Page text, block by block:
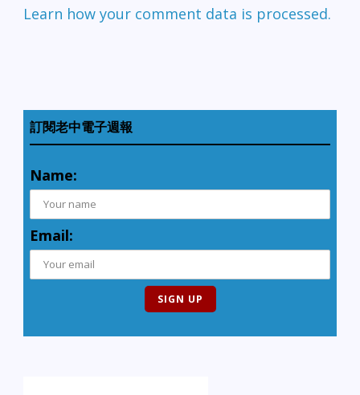
Learn how your comment data is processed.
訂閱老中電子週報
Name:
Email: